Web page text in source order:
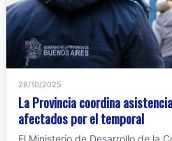
28/10/2025
La Provincia coordina
afectados por el temporal
El Ministerio de Desarrollo de la